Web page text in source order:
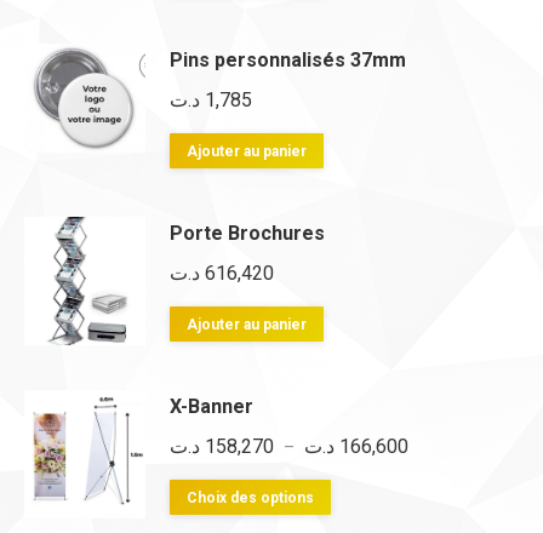
Pins personnalisés 37mm
1,785 د.ت
Ajouter au panier
Porte Brochures
616,420 د.ت
Ajouter au panier
X-Banner
158,270 د.ت – 166,600 د.ت
Plage
Choix des options